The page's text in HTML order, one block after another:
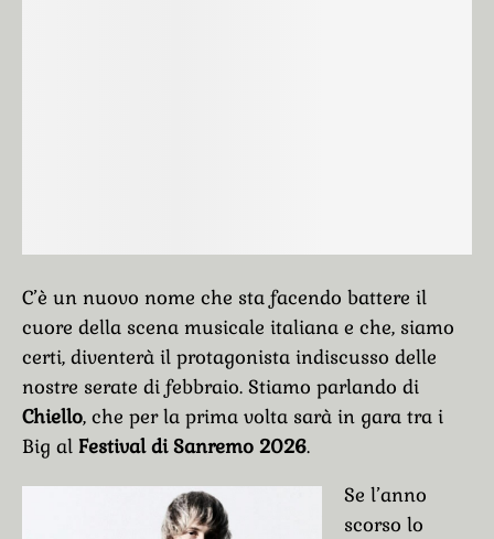
C’è un nuovo nome che sta facendo battere il
cuore della scena musicale italiana e che, siamo
certi, diventerà il protagonista indiscusso delle
nostre serate di febbraio. Stiamo parlando di
Chiello, che per la prima volta sarà in gara tra i
Big al Festival di Sanremo 2026.
Se l’anno
scorso lo